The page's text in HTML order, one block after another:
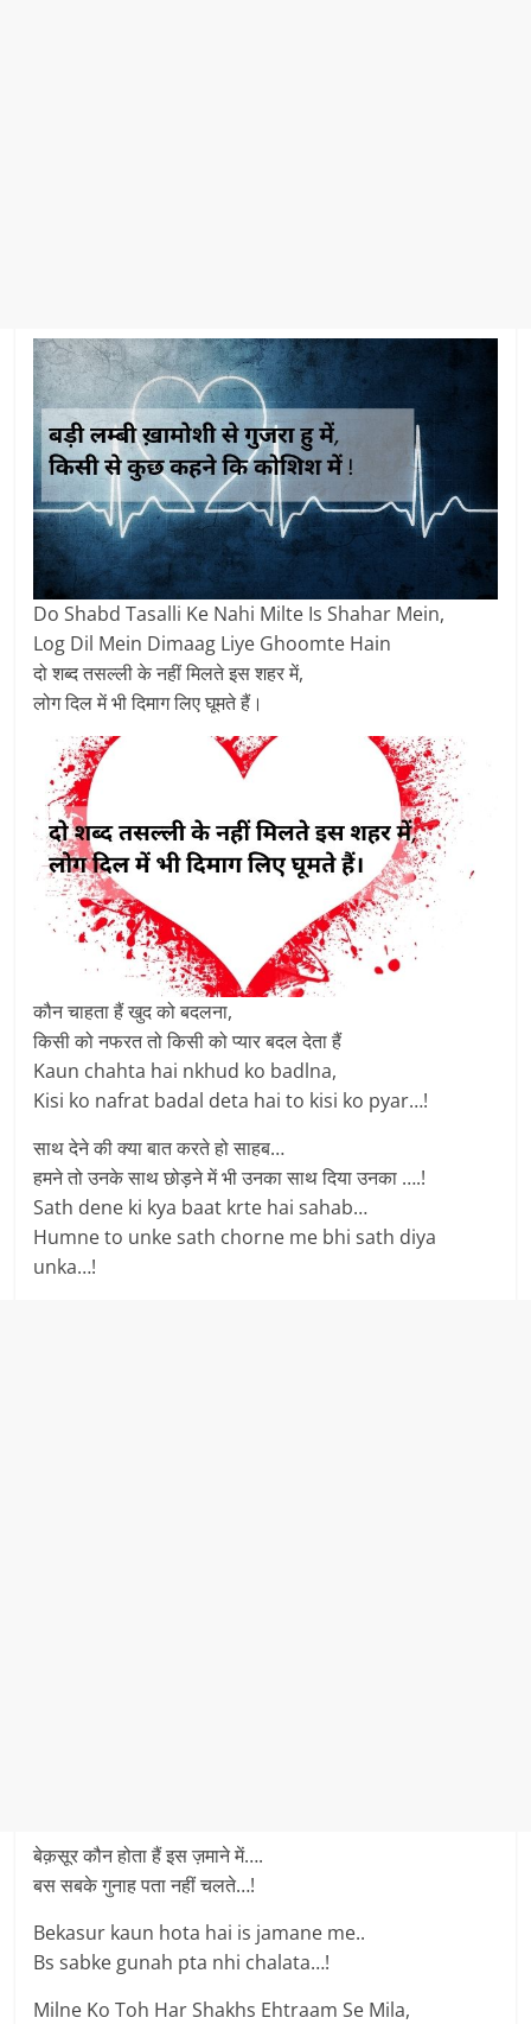
Do Shabd Tasalli Ke Nahi Milte Is Shahar Mein,
Log Dil Mein Dimaag Liye Ghoomte Hain
दो शब्द तसल्ली के नहीं मिलते इस शहर में,
लोग दिल में भी दिमाग लिए घूमते हैं।
कौन चाहता हैं खुद को बदलना,
किसी को नफरत तो किसी को प्यार बदल देता हैं
Kaun chahta hai nkhud ko badlna,
Kisi ko nafrat badal deta hai to kisi ko pyar…!
साथ देने की क्या बात करते हो साहब…
हमने तो उनके साथ छोड़ने में भी उनका साथ दिया उनका ….!
Sath dene ki kya baat krte hai sahab…
Humne to unke sath chorne me bhi sath diya
unka…!
बेक़सूर कौन होता हैं इस ज़माने में….
बस सबके गुनाह पता नहीं चलते…!
Bekasur kaun hota hai is jamane me..
Bs sabke gunah pta nhi chalata…!
Milne Ko Toh Har Shakhs Ehtraam Se Mila,